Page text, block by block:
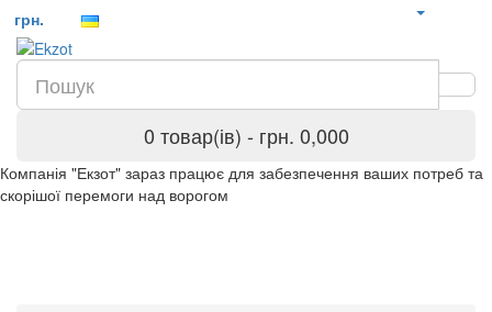
грн.
0 товар(ів) - грн. 0,000
Компанія "Екзот" зараз працює для забезпечення ваших потреб та
скорішої перемоги над ворогом